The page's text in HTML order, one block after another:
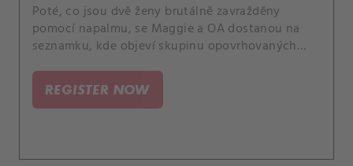
Poté, co jsou dvě ženy brutálně zavražděny
pomocí napalmu, se Maggie a OA dostanou na
seznamku, kde objeví skupinu opovrhovaných
odmítají.
REGISTER NOW